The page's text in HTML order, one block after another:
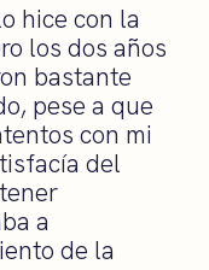
hice con la
los dos años
bastante
pese a que
con mi
del
a
de la